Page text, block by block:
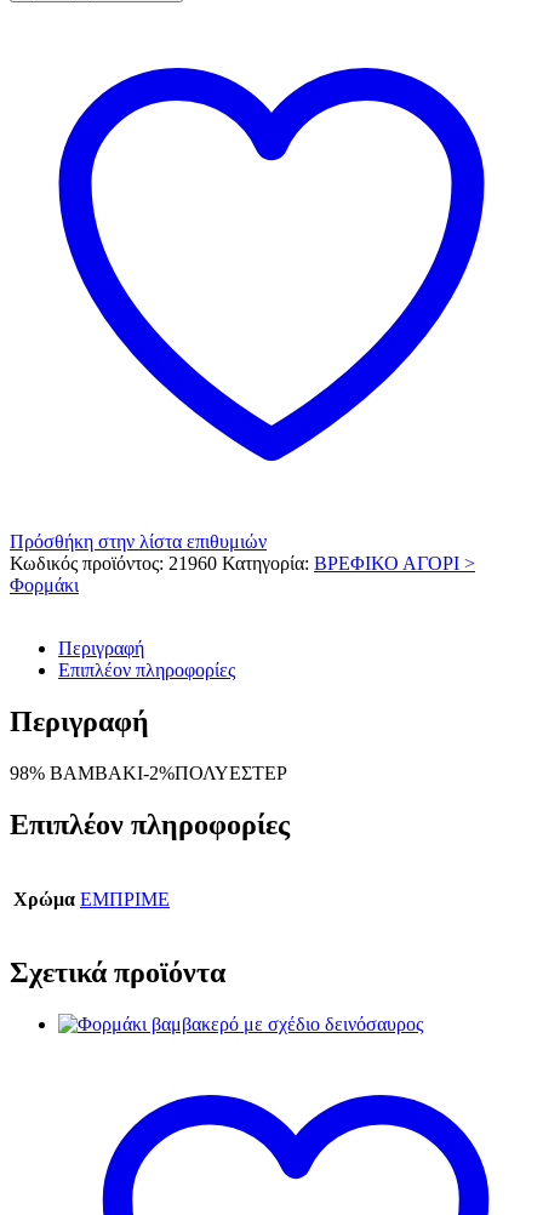
Πρόσθήκη στην λίστα επιθυμιών
Κωδικός προϊόντος: 21960 Κατηγορία: ΒΡΕΦΙΚΟ ΑΓΟΡΙ >
Φορμάκι
Περιγραφή
Επιπλέον πληροφορίες
Περιγραφή
98% ΒΑΜΒΑΚΙ-2%ΠΟΛΥΕΣΤΕΡ
Επιπλέον πληροφορίες
Χρώμα ΕΜΠΡΙΜΕ
Σχετικά προϊόντα